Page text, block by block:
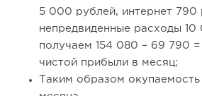
5 000 рублей, интернет 790
непредвиденные расходы
получаем 154 080 – 69 790
чистой прибыли в месяц;
Таким образом